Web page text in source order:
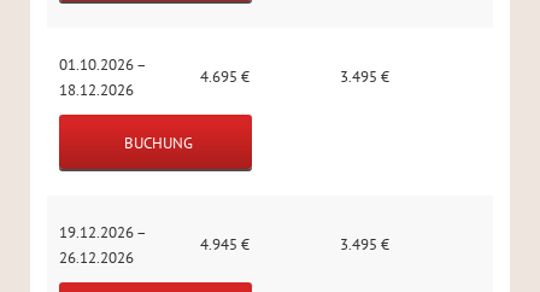
01.10.2026 –
18.12.2026
4.695 € 3.495 €
BUCHUNG
19.12.2026 –
26.12.2026
4.945 € 3.495 €